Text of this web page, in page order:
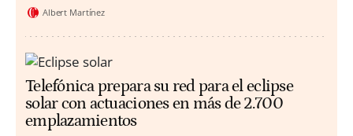
Albert Martínez
Telefónica prepara su red para el eclipse
solar con actuaciones en más de 2.700
emplazamientos